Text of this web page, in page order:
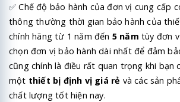
✅ Chế độ bảo hành của đơn vị cung cấp
thông thường thời gian bảo hành của
chính hãng từ 1 năm đến 5 năm tùy đơn
chọn đơn vị bảo hành dài nhất để đảm
cũng chính là điều rất quan trọng khi bạn
một thiết bị định vị giá rẻ và các sản
chất lượng tốt hiện nay.